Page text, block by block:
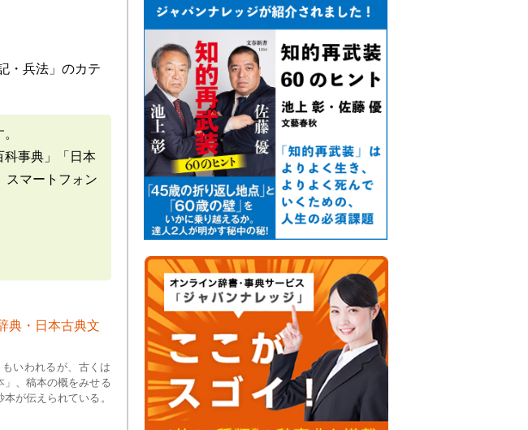
・兵法」のカテ
科事典」「日本
スマートフォン
典・日本古典文
いわれるが、古くは
」、稿本の概をみせる
が伝えられている。